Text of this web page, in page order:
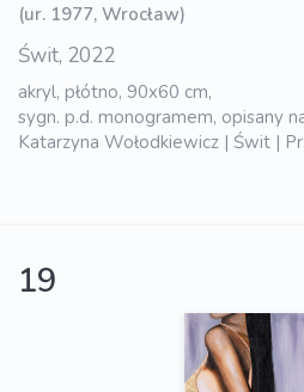
(ur. 1977, Wrocław)
Świt, 2022
akryl, płótno, 90x60 cm,
sygn. p.d. monogramem, opisany
Katarzyna Wołodkiewicz | Świt |
19